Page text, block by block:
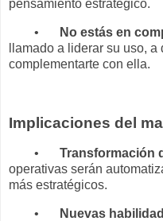
pensamiento estratégico.
• No estás en
llamado a liderar su uso,
complementarte con ella.
Implicaciones del
• Transformación
operativas serán
más estratégicos.
• Nuevas